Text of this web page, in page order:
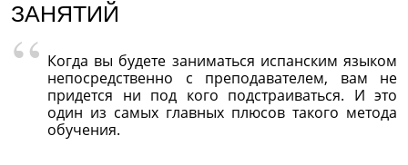
ЗАНЯТИЙ
Когда вы будете заниматься испанским языком
непосредственно с преподавателем, вам не
придется ни под кого подстраиваться. И это
один из самых главных плюсов такого метода
обучения.